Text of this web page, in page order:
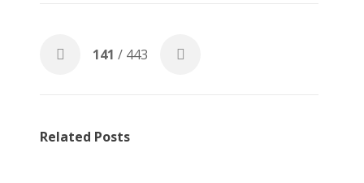
141 / 443
Related Posts